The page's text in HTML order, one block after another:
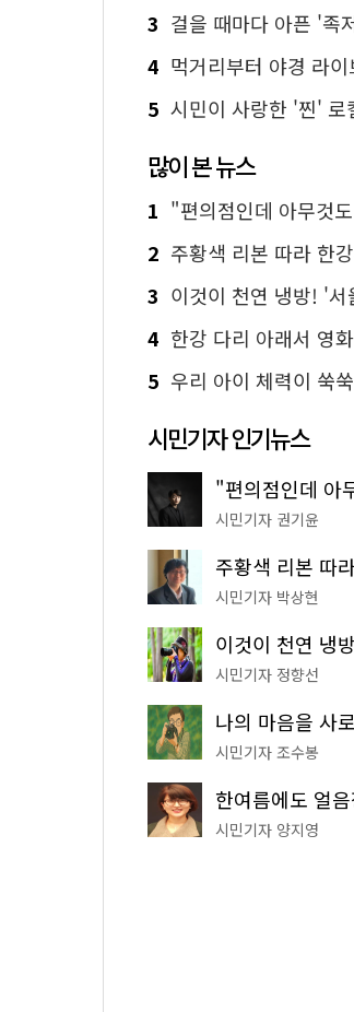
3 걸을 때마다 아픈 '족저근막염'…무작
4 먹거리부터 야경 라이브까지…망
5 시민이 사랑한 '찐' 로컬 명소 어디?
많이 본 뉴스
1 "편의점인데 아무것도 안 팔아요" 서울에
2 주황색 리본 따라 한강부터 메타세쿼이아
3 이것이 천연 냉방! '서울둘레길 9
4 한강 다리 아래서 영화 한 편! '
5 우리 아이 체력이 쑥쑥! 클라이밍
시민기자 인기뉴스
시민기자 권기윤
시민기자 박상현
시민기자 정향선
시민기자 조수봉
시민기자 양지영